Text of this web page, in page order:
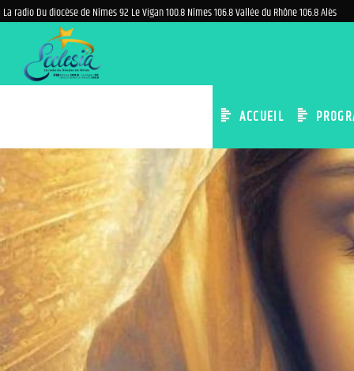
La radio Du diocèse de Nîmes 92 Le Vigan 100.8 Nîmes 106.8 Vallée du Rhône 106.8 Alès
ACCUEIL